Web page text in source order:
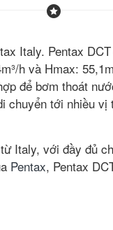
Italy. Pentax
h và Hmax:
để bơm thoát
tới nhiều
Italy, với đầy đủ
Pentax, Pentax